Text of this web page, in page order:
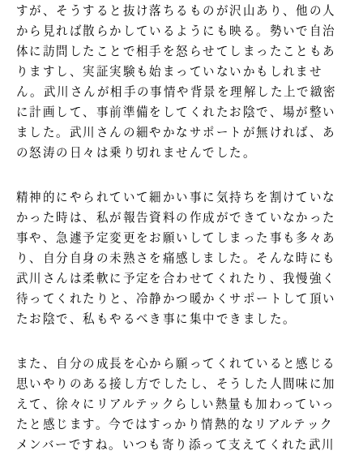
すが、そうすると抜け落ちるものが沢山あり、他の人
から見れば散らかしているようにも映る。勢いで自治
体に訪問したことで相手を怒らせてしまったこともあ
りますし、実証実験も始まっていないかもしれませ
ん。武川さんが相手の事情や背景を理解した上で緻密
に計画して、事前準備をしてくれたお陰で、場が整い
ました。武川さんの細やかなサポートが無ければ、あ
の怒涛の日々は乗り切れませんでした。
精神的にやられていて細かい事に気持ちを割けていな
かった時は、私が報告資料の作成ができていなかった
事や、急遽予定変更をお願いしてしまった事も多々あ
り、自分自身の未熟さを痛感しました。そんな時にも
武川さんは柔軟に予定を合わせてくれたり、我慢強く
待ってくれたりと、冷静かつ暖かくサポートして頂い
たお陰で、私もやるべき事に集中できました。
また、自分の成長を心から願ってくれていると感じる
思いやりのある接し方でしたし、そうした人間味に加
えて、徐々にリアルテックらしい熱量も加わっていっ
たと感じます。今ではすっかり情熱的なリアルテック
メンバーですね。いつも寄り添って支えてくれた武川